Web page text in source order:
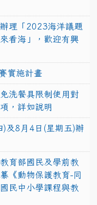
理「2023海洋議題
看海」，歡迎有興
實施計畫
洗餐具限制使用對
，詳如說明
及8月4日(星期五)辦
育部國民及學前教
《動物保護教育-同
民中小學課程與教